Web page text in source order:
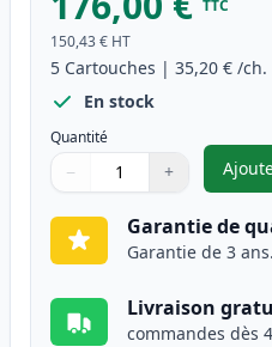
TTC
150,43 € HT
5 Cartouches | 35,20 € /ch.
En stock
Quantité
Quantité
Utilisez les boutons pour
− +
Quantité
Garantie de
Garantie de 3
Livraison
commandes dès